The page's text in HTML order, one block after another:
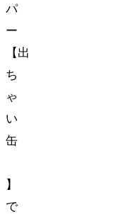
パ
ー
【出
ち
ゃ
い
缶
2S】
で